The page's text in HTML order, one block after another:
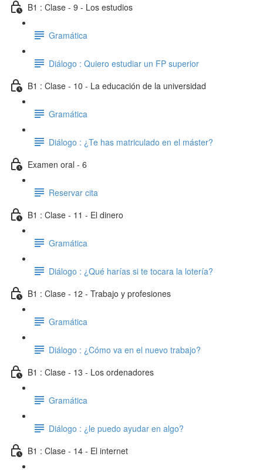
B1 : Clase - 9 - Los estudios
Gramática
Diálogo : Quiero estudiar un FP superior
B1 : Clase - 10 - La educación de la universidad
Gramática
Diálogo : ¿Te has matriculado en el máster?
Examen oral - 6
Reservar cita
B1 : Clase - 11 - El dinero
Gramática
Diálogo : ¿Qué harías si te tocara la lotería?
B1 : Clase - 12 - Trabajo y profesiones
Gramática
Diálogo : ¿Cómo va en el nuevo trabajo?
B1 : Clase - 13 - Los ordenadores
Gramática
Diálogo : ¿le puedo ayudar en algo?
B1 : Clase - 14 - El internet